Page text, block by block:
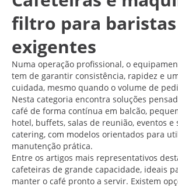
filtro para baristas
exigentes
Numa operação profissional, o
tem de garantir consistência, rapidez e
cuidada, mesmo quando o volume de
Nesta categoria encontra soluções
café de forma contínua em balcão,
hotel, buffets, salas de reunião, eventos e
catering, com modelos orientados para
manutenção prática.
Entre os artigos mais representativos
cafeteiras de grande capacidade, ideais
manter o café pronto a servir. Existem